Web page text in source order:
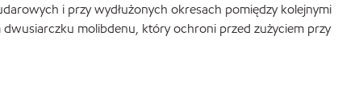
i przy wydłużonych okresach pomiędzy kolejnymi
molibdenu, który ochroni przed zużyciem przy